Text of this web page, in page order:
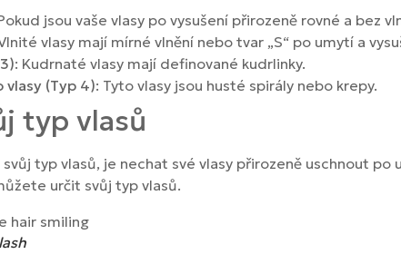
jsou vaše vlasy po vysušení přirozeně rovné a bez
vlasy mají mírné vlnění nebo tvar „S“ po umytí a
: Kudrnaté vlasy mají definované kudrlinky.
vlasy (Typ 4): Tyto vlasy jsou husté spirály nebo krepy.
typ vlasů
typ vlasů, je nechat své vlasy přirozeně uschnout
určit svůj typ vlasů.